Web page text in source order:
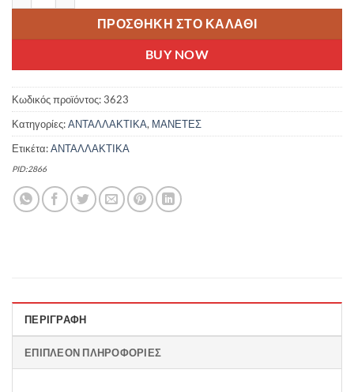
ΠΡΟΣΘΉΚΗ ΣΤΟ ΚΑΛΆΘΙ
BUY NOW
Κωδικός προϊόντος:3623
Κατηγορίες:ΑΝΤΑΛΛΑΚΤΙΚΑ, ΜΑΝΕΤΕΣ
Ετικέτα:ΑΝΤΑΛΛΑΚΤΙΚΑ
PID:2866
ΠΕΡΙΓΡΑΦΉ
ΕΠΙΠΛΈΟΝ ΠΛΗΡΟΦΟΡΊΕΣ